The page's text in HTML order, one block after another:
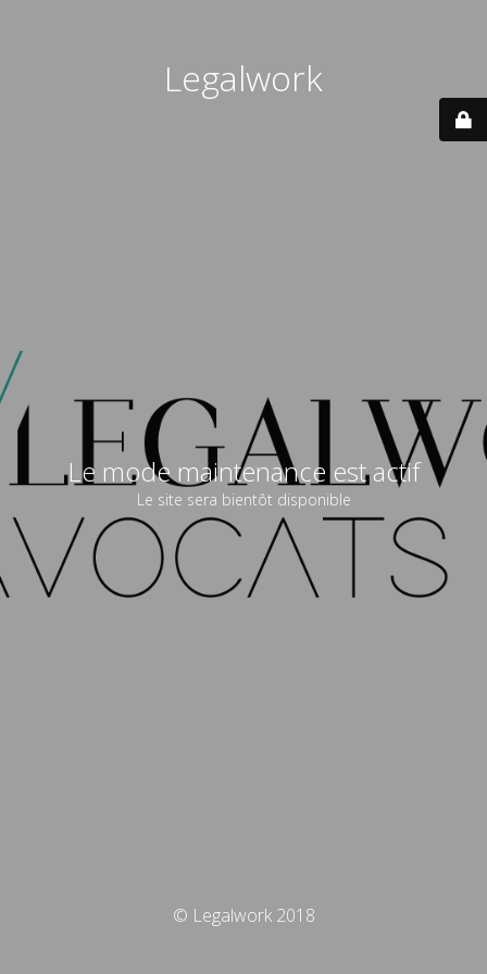
Legalwork
Le mode maintenance est actif
Le site sera bientôt disponible
© Legalwork 2018